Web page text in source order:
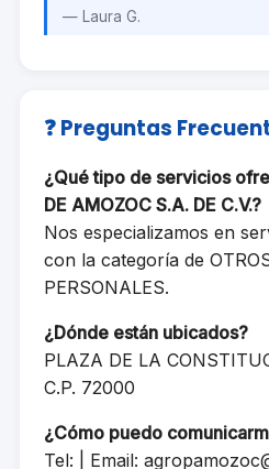
— Laura G.
❓ Preguntas
¿Qué tipo de servicios
DE AMOZOC S.A. DE C.V.?
Nos especializamos en
con la categoría de
PERSONALES.
¿Dónde están ubicados?
PLAZA DE LA
C.P. 72000
¿Cómo puedo
Tel: | Email: